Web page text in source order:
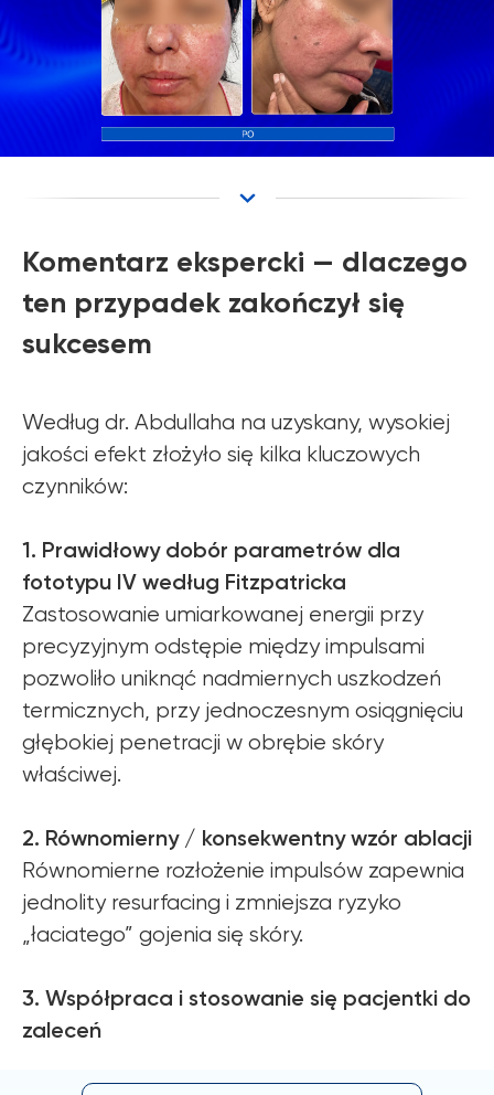
Komentarz ekspercki — dlaczego
ten przypadek zakończył się
sukcesem
Według dr. Abdullaha na uzyskany, wysokiej
jakości efekt złożyło się kilka kluczowych
czynników:
1. Prawidłowy dobór parametrów dla
fototypu IV według Fitzpatricka
Zastosowanie umiarkowanej energii przy
precyzyjnym odstępie między impulsami
pozwoliło uniknąć nadmiernych uszkodzeń
termicznych, przy jednoczesnym osiągnięciu
głębokiej penetracji w obrębie skóry
właściwej.
2. Równomierny / konsekwentny wzór ablacji
Równomierne rozłożenie impulsów zapewnia
jednolity resurfacing i zmniejsza ryzyko
„łaciatego” gojenia się skóry.
3. Współpraca i stosowanie się pacjentki do
zaleceń